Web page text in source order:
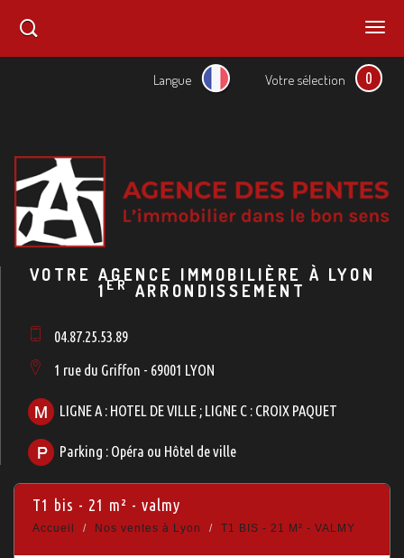
Langue Votre sélection 0
VOTRE AGENCE IMMOBILIÈRE À LYON
1 ER ARRONDISSEMENT
04.87.25.53.89
1 rue du Griffon - 69001 LYON
LIGNE A : HOTEL DE VILLE ; LIGNE C : CROIX PAQUET
Parking : Opéra ou Hôtel de ville
t1 bis - 21 m² - valmy
Accueil Nos ventes à Lyon T1 BIS - 21 M² - VALMY